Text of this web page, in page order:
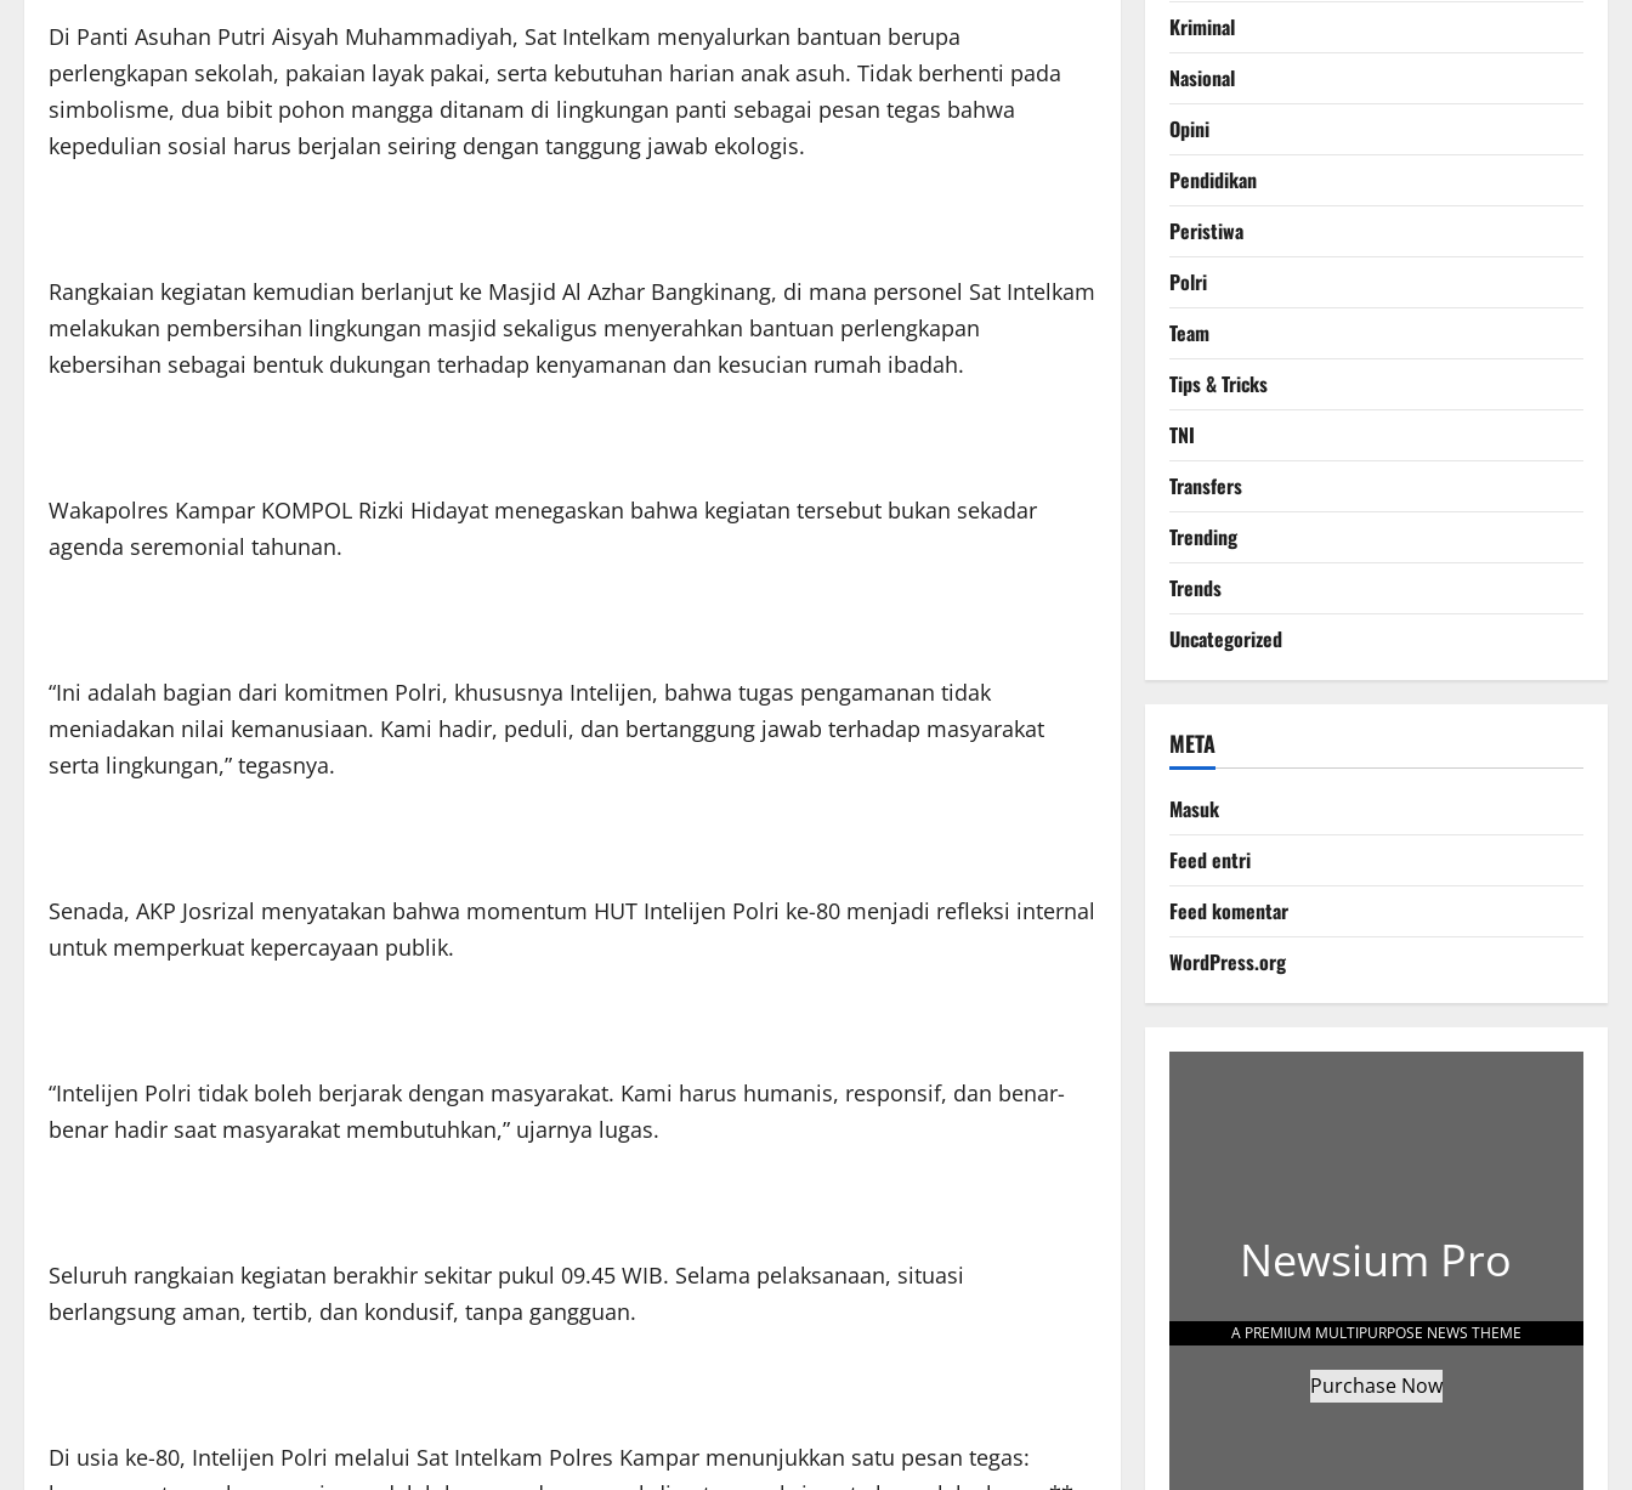
Di Panti Asuhan Putri Aisyah Muhammadiyah, Sat Intelkam menyalurkan bantuan berupa
perlengkapan sekolah, pakaian layak pakai, serta kebutuhan harian anak asuh. Tidak berhenti pada
simbolisme, dua bibit pohon mangga ditanam di lingkungan panti sebagai pesan tegas bahwa
kepedulian sosial harus berjalan seiring dengan tanggung jawab ekologis.
Rangkaian kegiatan kemudian berlanjut ke Masjid Al Azhar Bangkinang, di mana personel Sat Intelkam
melakukan pembersihan lingkungan masjid sekaligus menyerahkan bantuan perlengkapan
kebersihan sebagai bentuk dukungan terhadap kenyamanan dan kesucian rumah ibadah.
Wakapolres Kampar KOMPOL Rizki Hidayat menegaskan bahwa kegiatan tersebut bukan sekadar
agenda seremonial tahunan.
“Ini adalah bagian dari komitmen Polri, khususnya Intelijen, bahwa tugas pengamanan tidak
meniadakan nilai kemanusiaan. Kami hadir, peduli, dan bertanggung jawab terhadap masyarakat
serta lingkungan,” tegasnya.
Senada, AKP Josrizal menyatakan bahwa momentum HUT Intelijen Polri ke-80 menjadi refleksi internal
untuk memperkuat kepercayaan publik.
“Intelijen Polri tidak boleh berjarak dengan masyarakat. Kami harus humanis, responsif, dan benar-
benar hadir saat masyarakat membutuhkan,” ujarnya lugas.
Seluruh rangkaian kegiatan berakhir sekitar pukul 09.45 WIB. Selama pelaksanaan, situasi
berlangsung aman, tertib, dan kondusif, tanpa gangguan.
Di usia ke-80, Intelijen Polri melalui Sat Intelkam Polres Kampar menunjukkan satu pesan tegas:
Kriminal
Nasional
Opini
Pendidikan
Peristiwa
Polri
Team
Tips & Tricks
TNI
Transfers
Trending
Trends
Uncategorized
META
Masuk
Feed entri
Feed komentar
WordPress.org
Newsium Pro
A PREMIUM MULTIPURPOSE NEWS THEME
Purchase Now